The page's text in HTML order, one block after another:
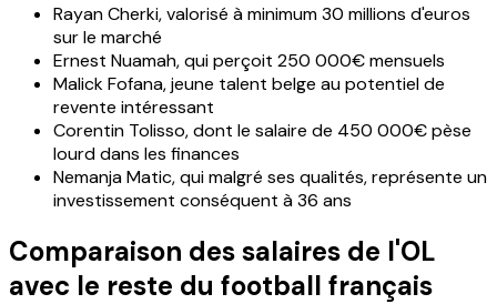
Rayan Cherki, valorisé à minimum 30 millions d'euros
sur le marché
Ernest Nuamah, qui perçoit 250 000€ mensuels
Malick Fofana, jeune talent belge au potentiel de
revente intéressant
Corentin Tolisso, dont le salaire de 450 000€ pèse
lourd dans les finances
Nemanja Matic, qui malgré ses qualités, représente un
investissement conséquent à 36 ans
Comparaison des salaires de l'OL
avec le reste du football français